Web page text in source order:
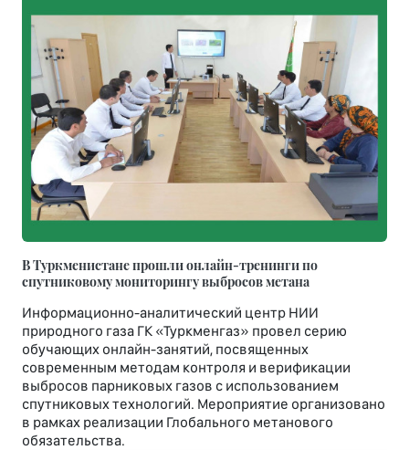
В Туркменистане прошли онлайн-тренинги по
спутниковому мониторингу выбросов метана
Информационно-аналитический центр НИИ
природного газа ГК «Туркменгаз» провел серию
обучающих онлайн-занятий, посвященных
современным методам контроля и верификации
выбросов парниковых газов с использованием
спутниковых технологий. Мероприятие организовано
в рамках реализации Глобального метанового
обязательства.